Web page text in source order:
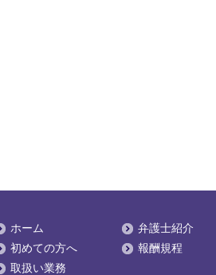
ホーム
初めての方へ
取扱い業務
弁護士紹介
報酬規程